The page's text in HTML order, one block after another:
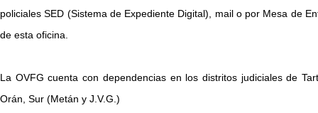
policiales SED (Sistema de Expediente Digital), mail o por Mesa de
de esta oficina.
La OVFG cuenta con dependencias en los distritos judiciales de
Orán, Sur (Metán y J.V.G.)